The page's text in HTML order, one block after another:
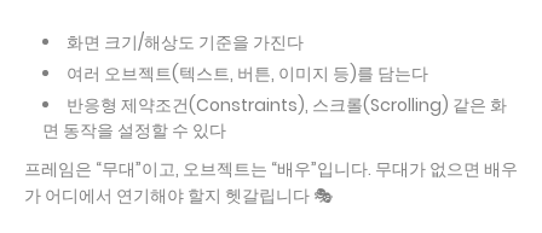
화면 크기/해상도 기준을 가진다
여러 오브젝트(텍스트, 버튼, 이미지 등)를 담는다
반응형 제약조건(Constraints), 스크롤(Scrolling) 같은 화
면 동작을 설정할 수 있다
프레임은 “무대”이고, 오브젝트는 “배우”입니다. 무대가 없으면 배우
가 어디에서 연기해야 할지 헷갈립니다 🎭